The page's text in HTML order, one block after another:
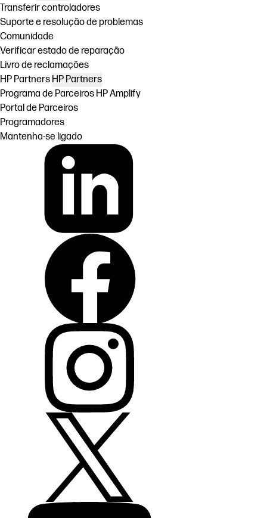
Transferir controladores
Suporte e resolução de problemas
Comunidade
Verificar estado de reparação
Livro de reclamações
HP Partners HP Partners
Programa de Parceiros HP Amplify
Portal de Parceiros
Programadores
Mantenha-se ligado